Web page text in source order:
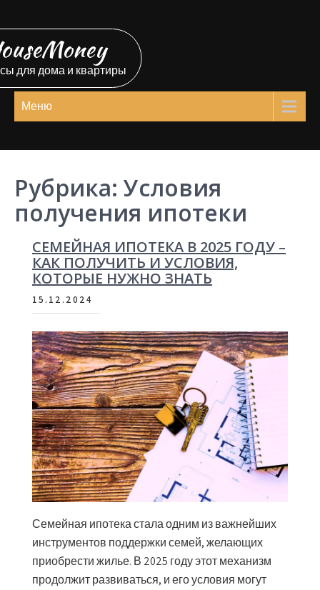
к
содержимому
для дома и квартиры
Меню
Рубрика: Условия
получения ипотеки
СЕМЕЙНАЯ ИПОТЕКА В 2025 ГОДУ –
КАК ПОЛУЧИТЬ И УСЛОВИЯ,
КОТОРЫЕ НУЖНО ЗНАТЬ
15.12.2024
Семейная ипотека стала одним из важнейших
инструментов поддержки семей, желающих
приобрести жилье. В 2025 году этот механизм
продолжит развиваться, и его условия могут